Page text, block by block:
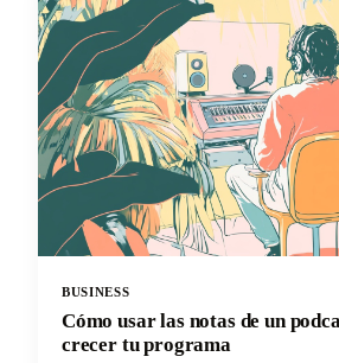
BUSINESS
Cómo usar las notas de un
crecer tu programa